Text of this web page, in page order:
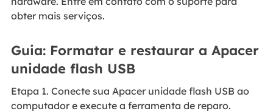
obter mais serviços.
Guia: Formatar e restaurar a Apacer
unidade flash USB
Etapa 1. Conecte sua Apacer unidade flash USB ao
computador e execute a ferramenta de reparo.